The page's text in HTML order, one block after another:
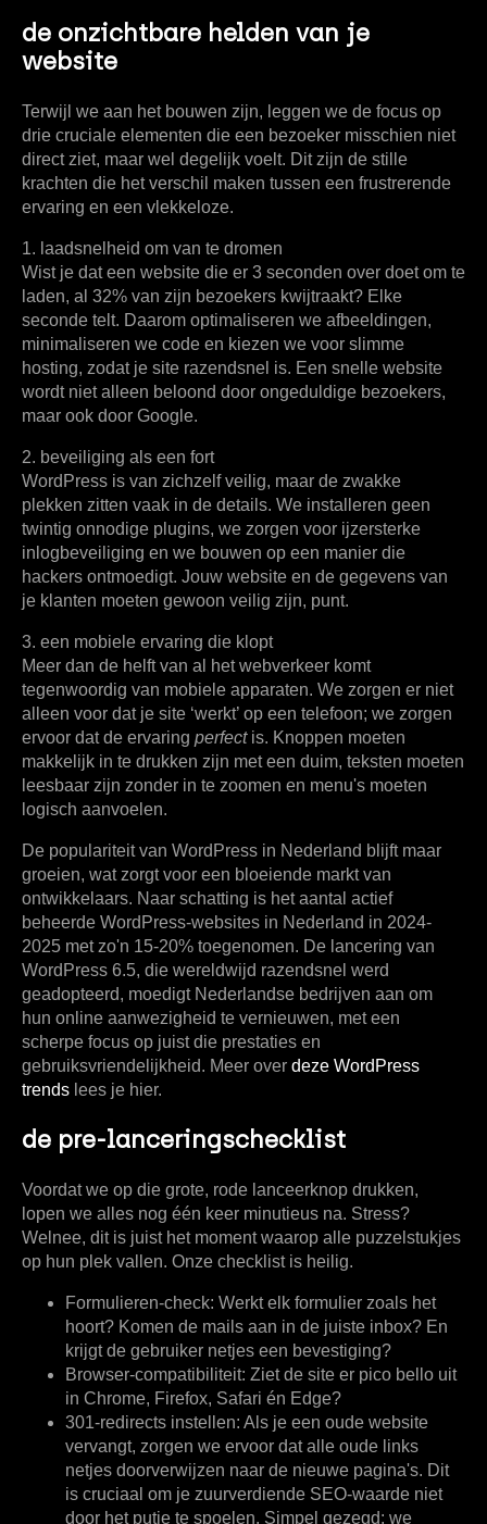
de onzichtbare helden van je
website
Terwijl we aan het bouwen zijn, leggen we de focus op
drie cruciale elementen die een bezoeker misschien niet
direct ziet, maar wel degelijk voelt. Dit zijn de stille
krachten die het verschil maken tussen een frustrerende
ervaring en een vlekkeloze.
1. laadsnelheid om van te dromen
Wist je dat een website die er 3 seconden over doet om te
laden, al 32% van zijn bezoekers kwijtraakt? Elke
seconde telt. Daarom optimaliseren we afbeeldingen,
minimaliseren we code en kiezen we voor slimme
hosting, zodat je site razendsnel is. Een snelle website
wordt niet alleen beloond door ongeduldige bezoekers,
maar ook door Google.
2. beveiliging als een fort
WordPress is van zichzelf veilig, maar de zwakke
plekken zitten vaak in de details. We installeren geen
twintig onnodige plugins, we zorgen voor ijzersterke
inlogbeveiliging en we bouwen op een manier die
hackers ontmoedigt. Jouw website en de gegevens van
je klanten moeten gewoon veilig zijn, punt.
3. een mobiele ervaring die klopt
Meer dan de helft van al het webverkeer komt
tegenwoordig van mobiele apparaten. We zorgen er niet
alleen voor dat je site ‘werkt’ op een telefoon; we zorgen
ervoor dat de ervaring perfectis. Knoppen moeten
makkelijk in te drukken zijn met een duim, teksten moeten
leesbaar zijn zonder in te zoomen en menu's moeten
logisch aanvoelen.
De populariteit van WordPress in Nederland blijft maar
groeien, wat zorgt voor een bloeiende markt van
ontwikkelaars. Naar schatting is het aantal actief
beheerde WordPress-websites in Nederland in 2024-
2025 met zo'n 15-20% toegenomen. De lancering van
WordPress 6.5, die wereldwijd razendsnel werd
geadopteerd, moedigt Nederlandse bedrijven aan om
hun online aanwezigheid te vernieuwen, met een
scherpe focus op juist die prestaties en
gebruiksvriendelijkheid. Meer over deze WordPress
trends lees je hier.
de pre-lanceringschecklist
Voordat we op die grote, rode lanceerknop drukken,
lopen we alles nog één keer minutieus na. Stress?
Welnee, dit is juist het moment waarop alle puzzelstukjes
op hun plek vallen. Onze checklist is heilig.
Formulieren-check: Werkt elk formulier zoals het
hoort? Komen de mails aan in de juiste inbox? En
krijgt de gebruiker netjes een bevestiging?
Browser-compatibiliteit: Ziet de site er pico bello uit
in Chrome, Firefox, Safari én Edge?
301-redirects instellen: Als je een oude website
vervangt, zorgen we ervoor dat alle oude links
netjes doorverwijzen naar de nieuwe pagina's. Dit
is cruciaal om je zuurverdiende SEO-waarde niet
door het putje te spoelen. Simpel gezegd: we